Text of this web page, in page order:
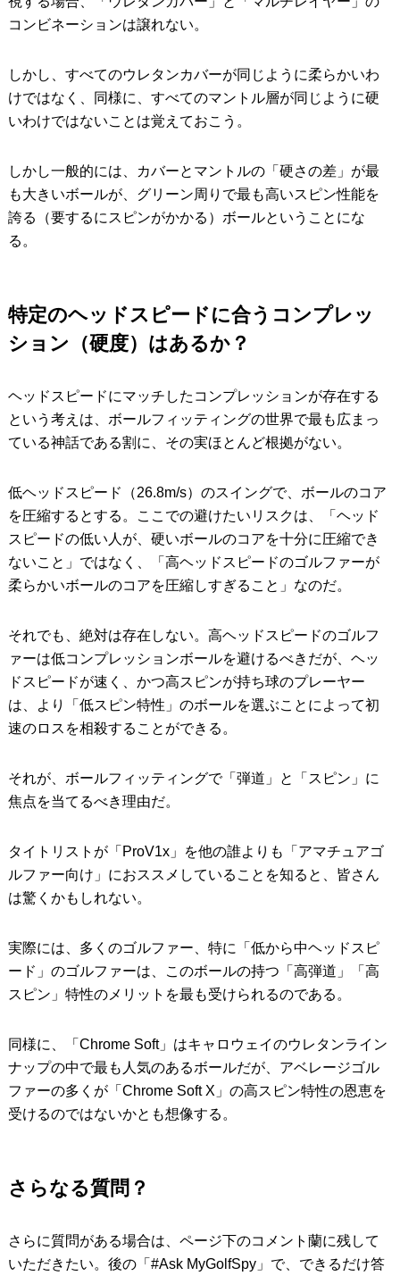
コンビネーションは譲れない。
しかし、すべてのウレタンカバーが同じように柔らかいわ
けではなく、同様に、すべてのマントル層が同じように硬
いわけではないことは覚えておこう。
しかし一般的には、カバーとマントルの「硬さの差」が最
も大きいボールが、グリーン周りで最も高いスピン性能を
誇る（要するにスピンがかかる）ボールということにな
る。
特定のヘッドスピードに合うコンプレッ
ション（硬度）はあるか？
ヘッドスピードにマッチしたコンプレッションが存在する
という考えは、ボールフィッティングの世界で最も広まっ
ている神話である割に、その実ほとんど根拠がない。
低ヘッドスピード（26.8m/s）のスイングで、ボールのコア
を圧縮するとする。ここでの避けたいリスクは、「ヘッド
スピードの低い人が、硬いボールのコアを十分に圧縮でき
ないこと」ではなく、「高ヘッドスピードのゴルファーが
柔らかいボールのコアを圧縮しすぎること」なのだ。
それでも、絶対は存在しない。高ヘッドスピードのゴルフ
ァーは低コンプレッションボールを避けるべきだが、ヘッ
ドスピードが速く、かつ高スピンが持ち球のプレーヤー
は、より「低スピン特性」のボールを選ぶことによって初
速のロスを相殺することができる。
それが、ボールフィッティングで「弾道」と「スピン」に
焦点を当てるべき理由だ。
タイトリストが「ProV1x」を他の誰よりも「アマチュアゴ
ルファー向け」におススメしていることを知ると、皆さん
は驚くかもしれない。
実際には、多くのゴルファー、特に「低から中ヘッドスピ
ード」のゴルファーは、このボールの持つ「高弾道」「高
スピン」特性のメリットを最も受けられるのである。
同様に、「Chrome Soft」はキャロウェイのウレタンライン
ナップの中で最も人気のあるボールだが、アベレージゴル
ファーの多くが「Chrome Soft X」の高スピン特性の恩恵を
受けるのではないかとも想像する。
さらなる質問？
さらに質問がある場合は、ページ下のコメント蘭に残して
いただきたい。後の「#Ask MyGolfSpy」で、できるだけ答